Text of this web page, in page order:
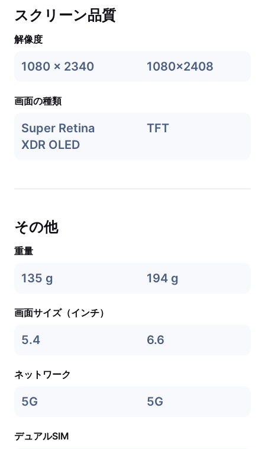
スクリーン品質
解像度
1080 x 2340 1080x2408
画面の種類
Super Retina
XDR OLED
TFT
その他
重量
135 g 194 g
画面サイズ（インチ）
5.4 6.6
ネットワーク
5G 5G
デュアルSIM